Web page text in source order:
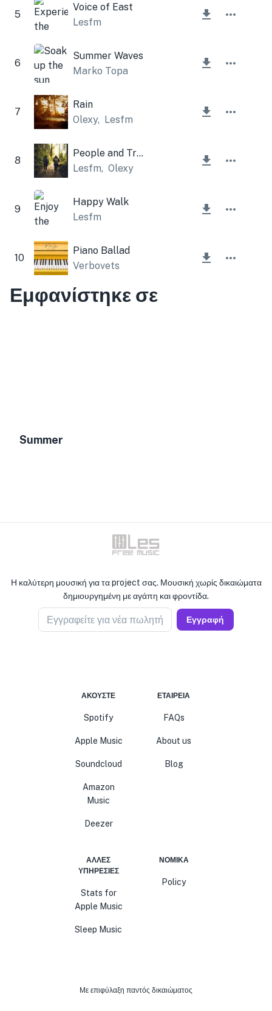
5
Voice of East
Lesfm
6
Summer Waves
Marko Topa
7
Rain
Olexy, Lesfm
8
People and Trees
Lesfm, Olexy
9
Happy Walk
Lesfm
10
Piano Ballad
Verbovets
Εμφανίστηκε σε
Summer
Η καλύτερη μουσική για τα project σας. Μουσική χωρίς δικαιώματα
δημιουργημένη με αγάπη και φροντίδα.
Εγγραφείτε για νέα πωλητή Εγγραφή
ΑΚΟΎΣΤΕ
Spotify
Apple Music
Soundcloud
Amazon
Music
Deezer
ΕΤΑΙΡΕΊΑ
FAQs
About us
Blog
ΆΛΛΕΣ
ΥΠΗΡΕΣΊΕΣ
Stats for
Apple Music
Sleep Music
ΝΟΜΙΚΆ
Policy
Με επιφύλαξη παντός δικαιώματος